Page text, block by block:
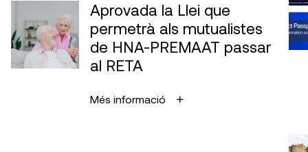
Aprovada la Llei que
permetrà als mutualistes
de HNA-PREMAAT passar
al RETA
Més informació